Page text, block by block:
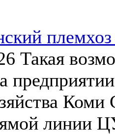
Такая
линии